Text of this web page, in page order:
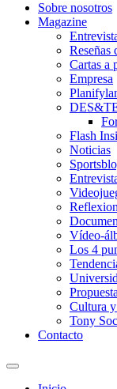
Sobre nosotros
Magazine
Reseñas
Cartas a
Empresa
Flash
Noticias
Vídeo-
Los 4
Cultura
Tony
Contacto
Alternar